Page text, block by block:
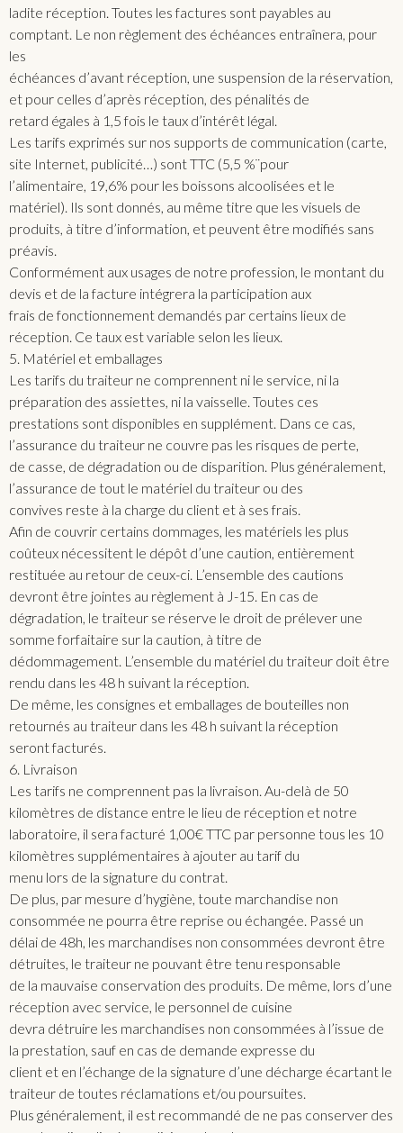
ladite réception. Toutes les factures sont payables au
comptant. Le non règlement des échéances entraînera, pour
les
échéances d’avant réception, une suspension de la réservation,
et pour celles d’après réception, des pénalités de
retard égales à 1,5 fois le taux d’intérêt légal.
Les tarifs exprimés sur nos supports de communication (carte,
site Internet, publicité…) sont TTC (5,5 %¨pour
l’alimentaire, 19,6% pour les boissons alcoolisées et le
matériel). Ils sont donnés, au même titre que les visuels de
produits, à titre d’information, et peuvent être modifiés sans
préavis.
Conformément aux usages de notre profession, le montant du
devis et de la facture intégrera la participation aux
frais de fonctionnement demandés par certains lieux de
réception. Ce taux est variable selon les lieux.
5. Matériel et emballages
Les tarifs du traiteur ne comprennent ni le service, ni la
préparation des assiettes, ni la vaisselle. Toutes ces
prestations sont disponibles en supplément. Dans ce cas,
l’assurance du traiteur ne couvre pas les risques de perte,
de casse, de dégradation ou de disparition. Plus généralement,
l’assurance de tout le matériel du traiteur ou des
convives reste à la charge du client et à ses frais.
Afin de couvrir certains dommages, les matériels les plus
coûteux nécessitent le dépôt d’une caution, entièrement
restituée au retour de ceux-ci. L’ensemble des cautions
devront être jointes au règlement à J-15. En cas de
dégradation, le traiteur se réserve le droit de prélever une
somme forfaitaire sur la caution, à titre de
dédommagement. L’ensemble du matériel du traiteur doit être
rendu dans les 48 h suivant la réception.
De même, les consignes et emballages de bouteilles non
retournés au traiteur dans les 48 h suivant la réception
seront facturés.
6. Livraison
Les tarifs ne comprennent pas la livraison. Au-delà de 50
kilomètres de distance entre le lieu de réception et notre
laboratoire, il sera facturé 1,00€ TTC par personne tous les 10
kilomètres supplémentaires à ajouter au tarif du
menu lors de la signature du contrat.
De plus, par mesure d’hygiène, toute marchandise non
consommée ne pourra être reprise ou échangée. Passé un
délai de 48h, les marchandises non consommées devront être
détruites, le traiteur ne pouvant être tenu responsable
de la mauvaise conservation des produits. De même, lors d’une
réception avec service, le personnel de cuisine
devra détruire les marchandises non consommées à l’issue de
la prestation, sauf en cas de demande expresse du
client et en l’échange de la signature d’une décharge écartant le
traiteur de toutes réclamations et/ou poursuites.
Plus généralement, il est recommandé de ne pas conserver des